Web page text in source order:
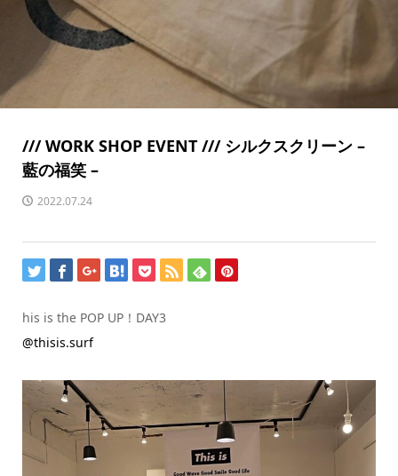
/// WORK SHOP EVENT /// シルクスクリーン –
藍の福笑 –
2022.07.24
his is the POP UP！DAY3
@thisis.surf